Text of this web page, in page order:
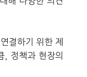
결하기 위한 제
, 정책과 현장의